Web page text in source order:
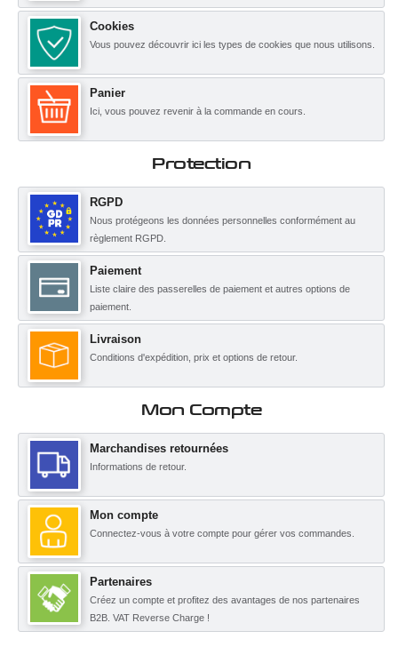
Cookies
Vous pouvez découvrir ici les types de cookies que nous utilisons.
Panier
Ici, vous pouvez revenir à la commande en cours.
Protection
RGPD
Nous protégeons les données personnelles conformément au
règlement RGPD.
Paiement
Liste claire des passerelles de paiement et autres options de
paiement.
Livraison
Conditions d'expédition, prix et options de retour.
Mon Compte
Marchandises retournées
Informations de retour.
Mon compte
Connectez-vous à votre compte pour gérer vos commandes.
Partenaires
Créez un compte et profitez des avantages de nos partenaires
B2B. VAT Reverse Charge !